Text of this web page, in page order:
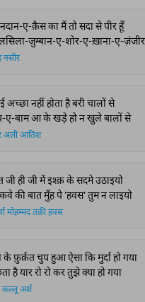
ए-क़ैस का मैं तो सदा से पीर हूँ
जुम्बान-ए-शोर-ए-ख़ाना-ए-
नसीर
अच्छा नहीं होता है बरी चालों से
ए-बाम आ के खड़े हो न खुले बालों से
अली आतिश
जी ही जी में इश्क़ के सदमे उठाइयो
की बात मुँह पे 'हवस' तुम न लाइयो
मोहम्मद तक़ी हवस
फ़ुर्क़त चुप हुआ ऐसा कि मुर्दा हो गया
है यार रो रो कर तुझे क्या हो गया
कल्लू अर्श